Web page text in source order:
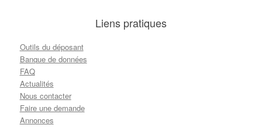
Liens pratiques
Outils du déposant
Banque de données
FAQ
Actualités
Nous contacter
Faire une demande
Annonces